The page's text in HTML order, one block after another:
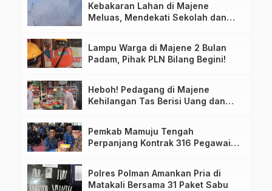
Kebakaran Lahan di Majene
Meluas, Mendekati Sekolah dan
Lampu Warga di Majene 2 Bulan
Padam, Pihak PLN Bilang Begini!
Heboh! Pedagang di Majene
Kehilangan Tas Berisi Uang dan
Pemkab Mamuju Tengah
Perpanjang Kontrak 316 Pegawai
Polres Polman Amankan Pria di
Matakali Bersama 31 Paket Sabu